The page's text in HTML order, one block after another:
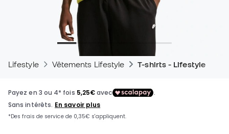
Lifestyle Vêtements Lifestyle T-shirts - Lifestyle